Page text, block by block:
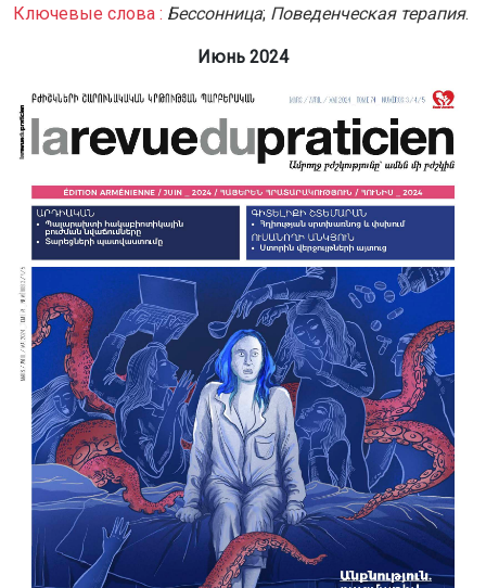
Ключевые слова : Бессонница; Поведенческая терапия.
Июнь 2024